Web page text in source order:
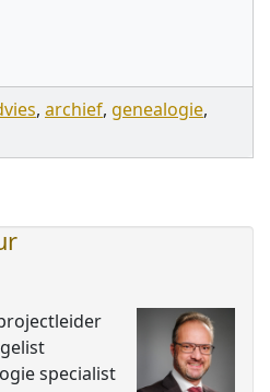
, archief, genealogie,
specialist